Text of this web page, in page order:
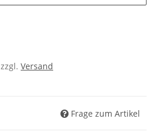
Versand
Frage zum Artikel